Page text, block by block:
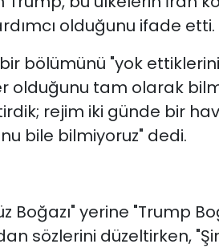
olduğunu ifade etti.
bölümünü "yok
olduğunu tam olarak
rejim iki günde bir
bile bilmiyoruz" dedi.
Boğazı" yerine "Trump
sözlerini düzeltirken,